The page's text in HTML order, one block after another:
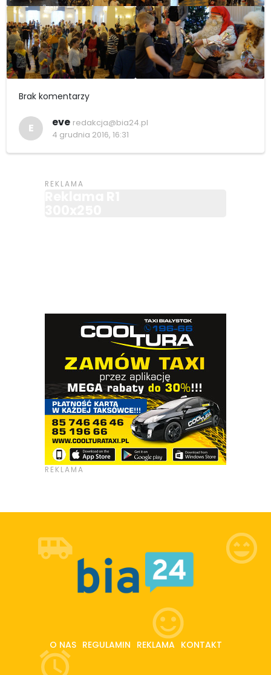
Brak komentarzy
E eve redakcja@bia24.pl
4 grudnia 2016, 16:31
O NAS REGULAMIN REKLAMA KONTAKT